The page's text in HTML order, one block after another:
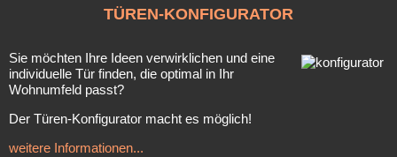
TÜREN-KONFIGURATOR
Sie möchten Ihre Ideen verwirklichen und eine
individuelle Tür finden, die optimal in Ihr
Wohnumfeld passt?
Der Türen-Konfigurator macht es möglich!
weitere Informationen...